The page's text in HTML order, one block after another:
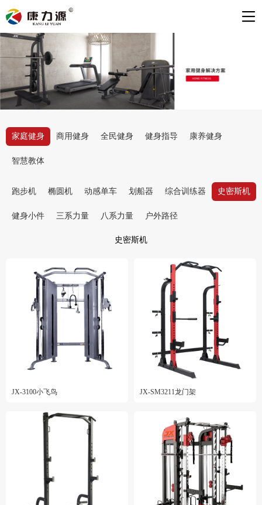
家庭健身 商用健身 全民健身 健身指导 康养健身
智慧教体
跑步机 椭圆机 动感单车 划船器 综合训练器 史密斯机
健身小件 三系力量 八系力量 户外路径
史密斯机
JX-3100小飞鸟 JX-SM3211龙门架